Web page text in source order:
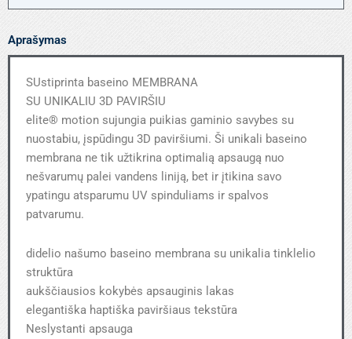
Aprašymas
SUstiprinta baseino MEMBRANA
SU UNIKALIU 3D PAVIRŠIU
elite® motion sujungia puikias gaminio savybes su
nuostabiu, įspūdingu 3D paviršiumi. Ši unikali baseino
membrana ne tik užtikrina optimalią apsaugą nuo
nešvarumų palei vandens liniją, bet ir įtikina savo
ypatingu atsparumu UV spinduliams ir spalvos
patvarumu.
didelio našumo baseino membrana su unikalia tinklelio
struktūra
aukščiausios kokybės apsauginis lakas
elegantiška haptiška paviršiaus tekstūra
Neslystanti apsauga